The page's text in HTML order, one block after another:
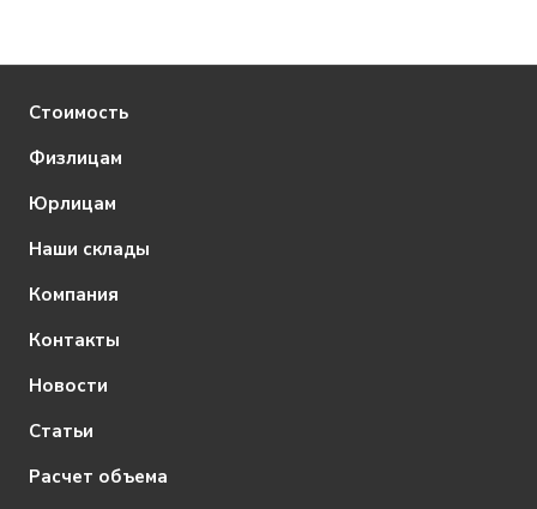
Стоимость
Физлицам
Юрлицам
Наши склады
Компания
Контакты
Новости
Статьи
Расчет объема